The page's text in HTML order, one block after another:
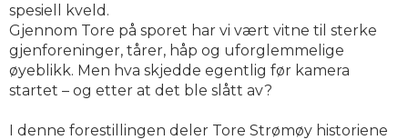
spesiell kveld.
Gjennom Tore på sporet har vi vært vitne til sterke
gjenforeninger, tårer, håp og uforglemmelige
øyeblikk. Men hva skjedde egentlig før kamera
startet – og etter at det ble slått av?
I denne forestillingen deler Tore Strømøy historiene